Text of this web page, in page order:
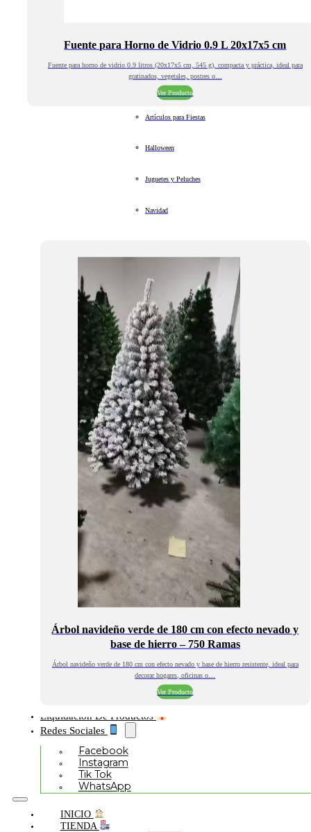
Fuente para Horno de Vidrio 0.9 L 20x17x5 cm
Fuente para horno de vidrio 0.9 litros (20x17x5 cm, 545 g), compacta y práctica, ideal para
gratinados, vegetales, postres o…
Ver Producto
Artículos para Fiestas
Halloween
Juguetes y Peluches
Navidad
Árbol navideño verde de 180 cm con efecto nevado y
base de hierro – 750 Ramas
Árbol navideño verde de 180 cm con efecto nevado y base de hierro resistente, ideal para
decorar hogares, oficinas o…
Ver Producto
Liquidación De Productos
Redes Sociales
Facebook
Instagram
Tik Tok
WhatsApp
INICIO
TIENDA